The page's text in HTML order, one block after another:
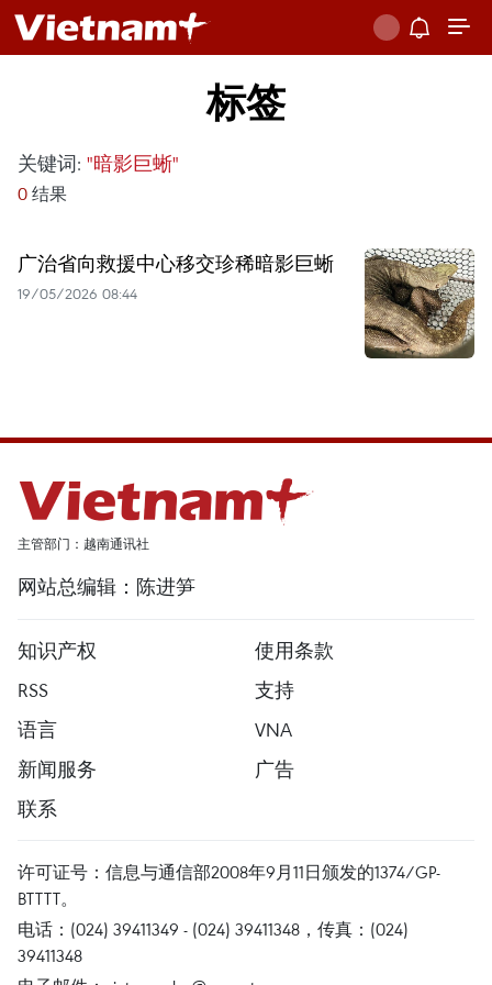
标签
关键词: "暗影巨蜥"
0 结果
广治省向救援中心移交珍稀暗影巨蜥
19/05/2026 08:44
主管部门：越南通讯社
网站总编辑：陈进笋
知识产权
使用条款
RSS
支持
语言
VNA
新闻服务
广告
联系
许可证号：信息与通信部2008年9月11日颁发的1374/GP-
BTTTT。
电话：(024) 39411349 - (024) 39411348，传真：(024)
39411348